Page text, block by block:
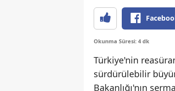
Okunma Süresi: 4 dk
Türkiye'nin
sürdürülebilir
Bakanlığı'nın